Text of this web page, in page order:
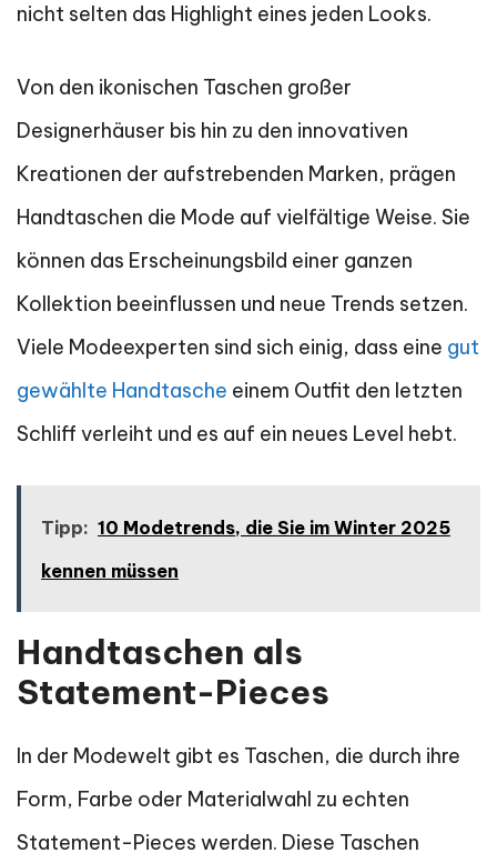
nicht selten das Highlight eines jeden Looks.
Von den ikonischen Taschen großer
Designerhäuser bis hin zu den innovativen
Kreationen der aufstrebenden Marken, prägen
Handtaschen die Mode auf vielfältige Weise. Sie
können das Erscheinungsbild einer ganzen
Kollektion beeinflussen und neue Trends setzen.
Viele Modeexperten sind sich einig, dass eine gut
gewählte Handtasche einem Outfit den letzten
Schliff verleiht und es auf ein neues Level hebt.
Tipp: 10 Modetrends, die Sie im Winter 2025
kennen müssen
Handtaschen als
Statement-Pieces
In der Modewelt gibt es Taschen, die durch ihre
Form, Farbe oder Materialwahl zu echten
Statement-Pieces werden. Diese Taschen